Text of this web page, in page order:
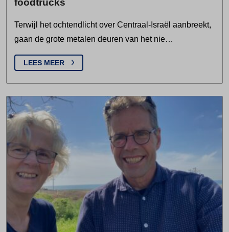
foodtrucks
Terwijl het ochtendlicht over Centraal-Israël aanbreekt,
gaan de grote metalen deuren van het nie…
LEES MEER